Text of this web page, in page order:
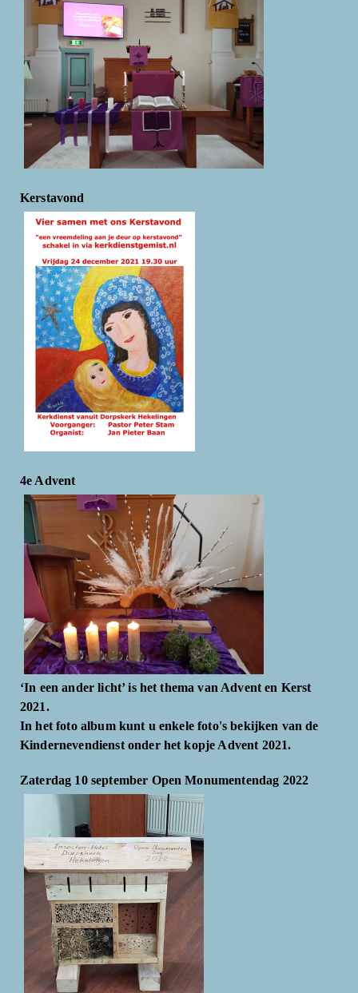
Kerstavond
4e Advent
‘In een ander licht’ is het thema van Advent en Kerst
2021.
In het foto album kunt u enkele foto's bekijken van de
Kindernevendienst onder het kopje Advent 2021.
Zaterdag 10 september Open Monumentendag 2022